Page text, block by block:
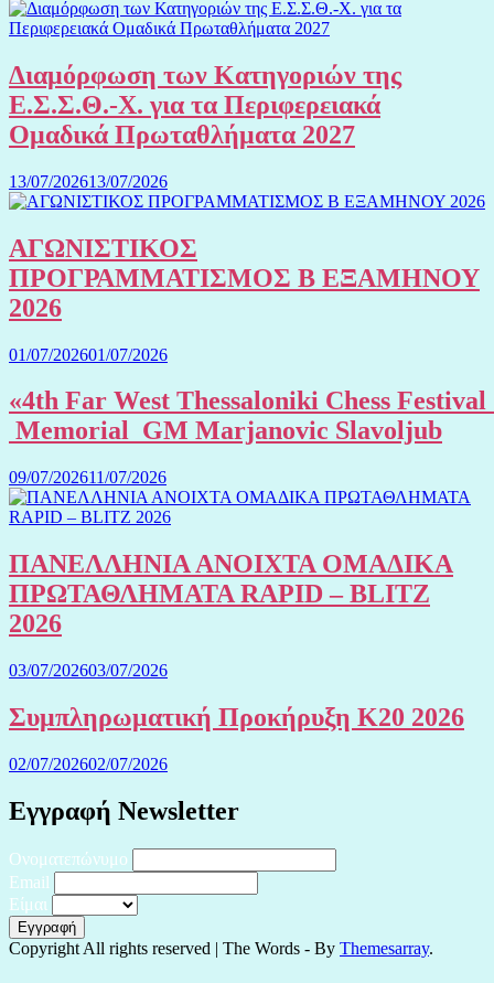
Διαμόρφωση των Κατηγοριών της
Ε.Σ.Σ.Θ.-Χ. για τα Περιφερειακά
Ομαδικά Πρωταθλήματα 2027
13/07/202613/07/2026
ΑΓΩΝΙΣΤΙΚΟΣ
ΠΡΟΓΡΑΜΜΑΤΙΣΜΟΣ Β ΕΞΑΜΗΝΟΥ
2026
01/07/202601/07/2026
«4th Far West Thessaloniki Chess Festival
Memorial GM Marjanovic Slavoljub
09/07/202611/07/2026
ΠΑΝΕΛΛΗΝΙΑ ΑΝΟΙΧΤΑ ΟΜΑΔΙΚΑ
ΠΡΩΤΑΘΛΗΜΑΤΑ RAPID – BLITZ
2026
03/07/202603/07/2026
Συμπληρωματική Προκήρυξη Κ20 2026
02/07/202602/07/2026
Εγγραφή Newsletter
Ονοματεπώνυμο
Email
Είμαι
Copyright All rights reserved | The Words - By Themesarray.